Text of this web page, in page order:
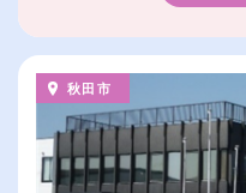
秋田市